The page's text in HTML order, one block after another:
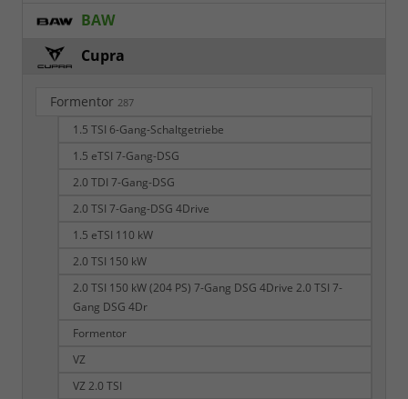
BAW
Cupra
Formentor 287
1.5 TSI 6-Gang-Schaltgetriebe
1.5 eTSI 7-Gang-DSG
2.0 TDI 7-Gang-DSG
2.0 TSI 7-Gang-DSG 4Drive
1.5 eTSI 110 kW
2.0 TSI 150 kW
2.0 TSI 150 kW (204 PS) 7-Gang DSG 4Drive 2.0 TSI 7-
Gang DSG 4Dr
Formentor
VZ
VZ 2.0 TSI